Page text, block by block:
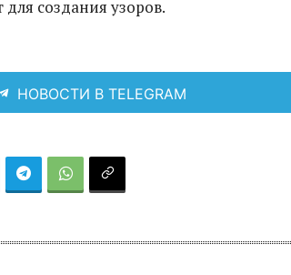
создания узоров.
НОВОСТИ В TELEGRAM